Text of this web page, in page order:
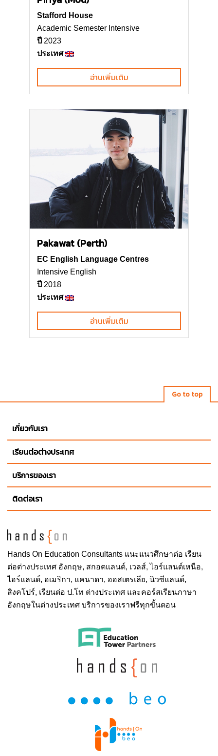
Stafford House
Academic Semester Intensive
ปี 2023
ประเทศ
อ่านเพิ่มเติม
Pakawat (Perth)
EC English Language Centres
Intensive English
ปี 2018
ประเทศ
อ่านเพิ่มเติม
Go to top
Hands On Education Consultants แนะแนวศึกษาต่อ เรียน
ต่อต่างประเทศ อังกฤษ, สกอตแลนด์, เวลส์, ไอร์แลนด์เหนือ,
ไอร์แลนด์, อเมริกา, แคนาดา, ออสเตรเลีย, นิวซีแลนด์,
สิงคโปร์, เรียนต่อ ป.โท ต่างประเทศ และคอร์สเรียนภาษา
อังกฤษในต่างประเทศ บริการของเราฟรีทุกขั้นตอน
เกี่ยวกับเรา
เรียนต่อต่างประเทศ
บริการของเรา
ติดต่อเรา